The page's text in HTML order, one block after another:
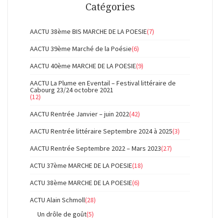
Catégories
AACTU 38ème BIS MARCHE DE LA POESIE(7)
AACTU 39ème Marché de la Poésie(6)
AACTU 40ème MARCHE DE LA POESIE(9)
AACTU La Plume en Eventail – Festival littéraire de
Cabourg 23/24 octobre 2021
(12)
AACTU Rentrée Janvier – juin 2022(42)
AACTU Rentrée littéraire Septembre 2024 à 2025(3)
AACTU Rentrée Septembre 2022 – Mars 2023(27)
ACTU 37ème MARCHE DE LA POESIE(18)
ACTU 38ème MARCHE DE LA POESIE(6)
ACTU Alain Schmoll(28)
Un drôle de goût(5)